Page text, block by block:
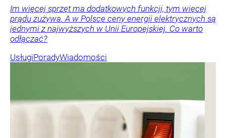
Im więcej sprzęt ma dodatkowych funkcji, tym więcej
prądu zużywa. A w Polsce ceny energii elektrycznych są
jednymi z najwyższych w Unii Europejskiej. Co warto
odłączać?
UsługiPoradyWiadomości